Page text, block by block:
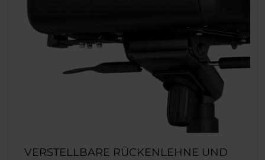
VERSTELLBARE RÜCKENLEHNE UND